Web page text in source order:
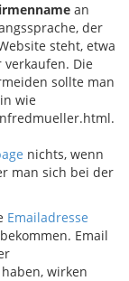
an
der
steht, etwa
Die
sollte man
wie
nichts, wenn
man sich bei der
Emailadresse
Email
wirken